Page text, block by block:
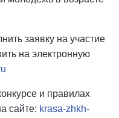
заявку на участие
на электронную
и правилах
сайте: krasa-zhkh-